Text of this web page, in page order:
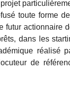
toute forme
futur actionnaire
dans les
réalisé
de